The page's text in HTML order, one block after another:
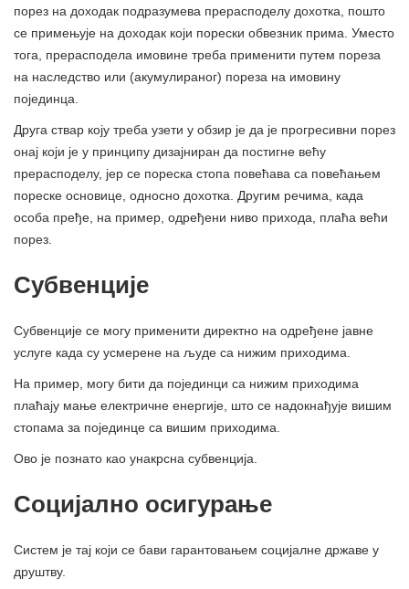
порез на доходак подразумева прерасподелу дохотка, пошто
се примењује на доходак који порески обвезник прима. Уместо
тога, прерасподела имовине треба применити путем пореза
на наследство или (акумулираног) пореза на имовину
појединца.
Друга ствар коју треба узети у обзир је да је прогресивни порез
онај који је у принципу дизајниран да постигне већу
прерасподелу, јер се пореска стопа повећава са повећањем
пореске основице, односно дохотка. Другим речима, када
особа пређе, на пример, одређени ниво прихода, плаћа већи
порез.
Субвенције
Субвенције се могу применити директно на одређене јавне
услуге када су усмерене на људе са нижим приходима.
На пример, могу бити да појединци са нижим приходима
плаћају мање електричне енергије, што се надокнађује вишим
стопама за појединце са вишим приходима.
Ово је познато као унакрсна субвенција.
Социјално осигурање
Систем је тај који се бави гарантовањем социјалне државе у
друштву.